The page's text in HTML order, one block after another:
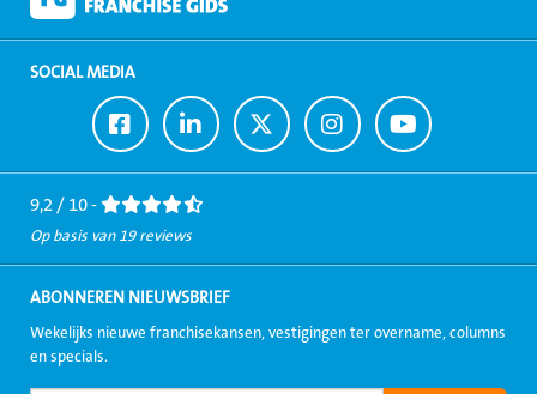
SOCIAL MEDIA
Ga
naar
Facebook
Ga
naar
LinkedIn
Ga
naar
Twitter
Ga
naar
Instagram
Ga
naar
Youtube
9,2 / 10 -
Op basis van 19 reviews
ABONNEREN NIEUWSBRIEF
Wekelijks nieuwe franchisekansen, vestigingen ter overname, columns
en specials.